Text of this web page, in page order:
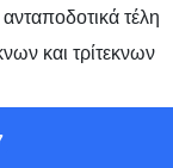
τέλη
και τρίτεκνων